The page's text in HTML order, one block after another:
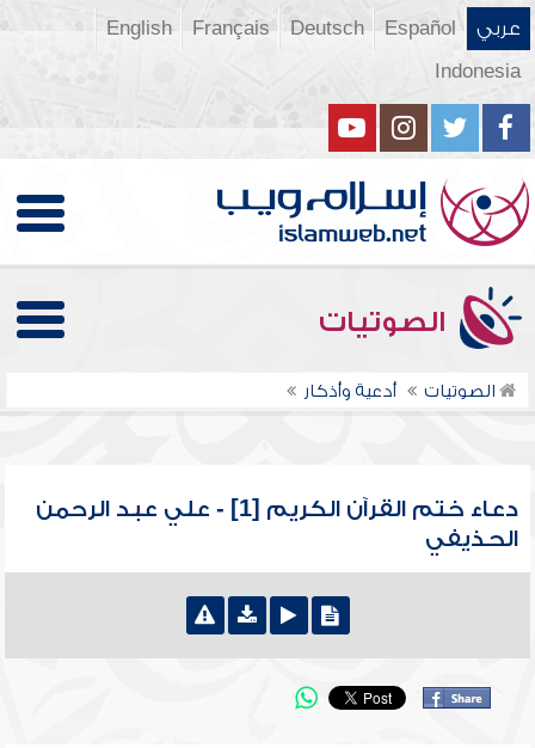
عربي Español
Deutsch
Français
English
Indonesia
الصوتيات
الصوتيات أدعية وأذكار
دعاء ختم القرآن الكريم [1] - علي عبد الرحمن
الحذيفي